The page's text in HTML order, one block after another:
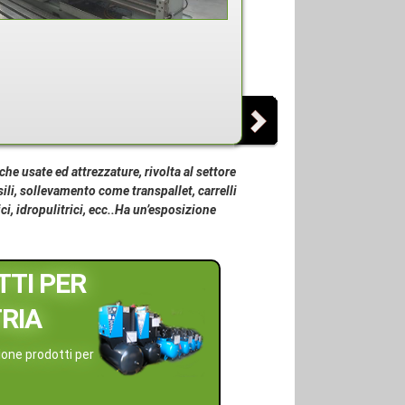
usate ed attrezzature, rivolta al settore
sollevamento come transpallet, carrelli
idropulitrici, ecc..Ha un’esposizione
PER
prodotti per